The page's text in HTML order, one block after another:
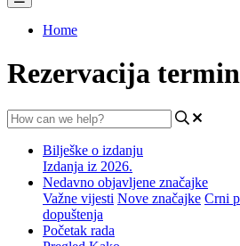
Home
Rezervacija
Bilješke o izdanju
Izdanja iz 2026.
Nedavno objavljene značajke
Važne vijesti Nove značajke Crni
dopuštenja
Početak rada